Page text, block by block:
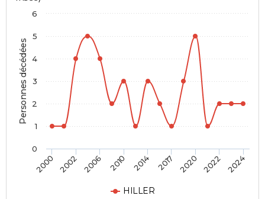
Personnes décédées
HILLER
2000 2002 2006 2010 2014 2017 2020 2022 2024
0
1
2
3
4
5
6